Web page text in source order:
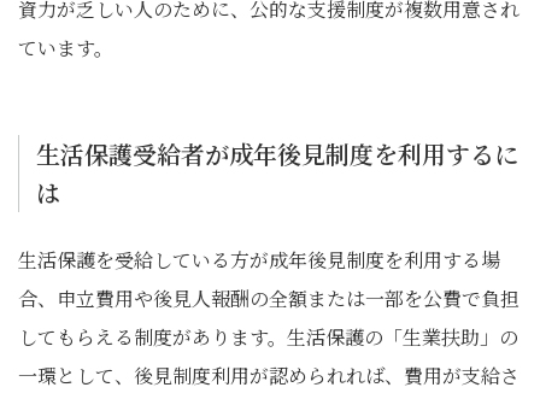
資力が乏しい人のために、公的な支援制度が複数用意され
ています。
生活保護受給者が成年後見制度を利用するに
は
生活保護を受給している方が成年後見制度を利用する場
合、申立費用や後見人報酬の全額または一部を公費で負担
してもらえる制度があります。生活保護の「生業扶助」の
一環として、後見制度利用が認められれば、費用が支給さ